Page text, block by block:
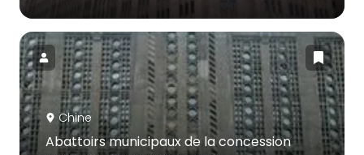
Chine
Abattoirs municipaux de la concession